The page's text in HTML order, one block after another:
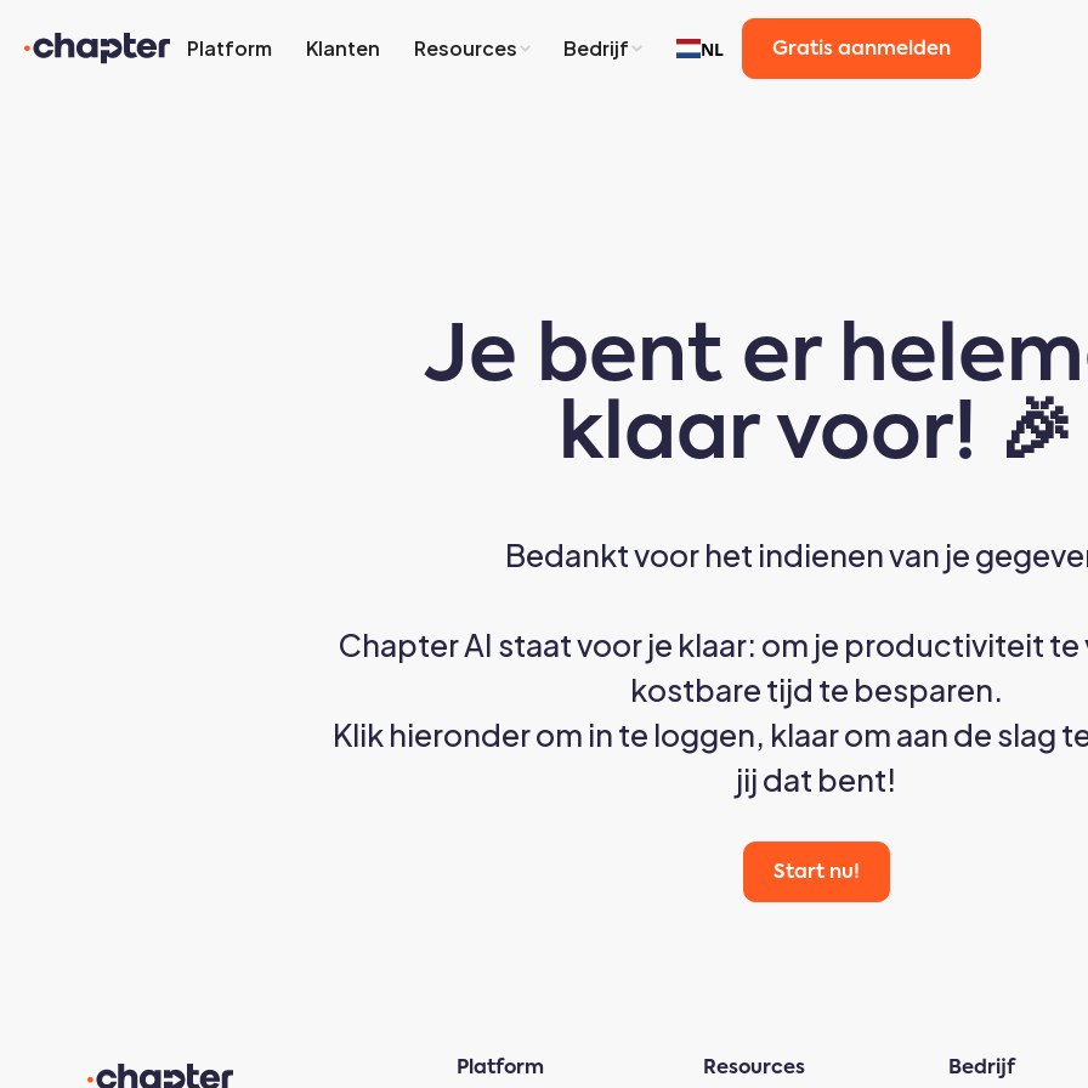
Platform Klanten Resources Bedrijf NL Gratis aanmelden
Je bent er
klaar voor! 🎉
Bedankt voor het indienen van je
Chapter AI staat voor je klaar: om je productiviteit te
kostbare tijd te besparen.
Klik hieronder om in te loggen, klaar om aan de slag
jij dat bent!
Start nu!
Platform Resources Bedrijf